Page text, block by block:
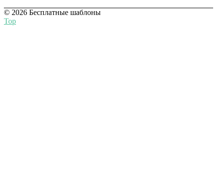
© 2026 Бесплатные шаблоны
Top